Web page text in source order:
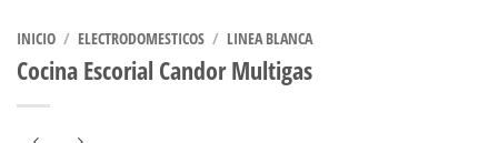
INICIO / ELECTRODOMESTICOS / LINEA BLANCA
Cocina Escorial Candor Multigas